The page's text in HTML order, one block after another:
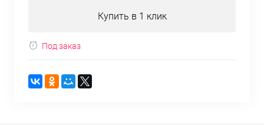
Купить в 1 клик
Под заказ